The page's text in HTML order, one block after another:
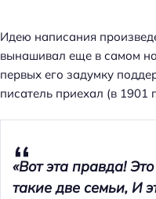
Идею написания
вынашивал еще в самом
первых его задумку
писатель приехал (в 1901
«Вот эта правда!
такие две семьи, И